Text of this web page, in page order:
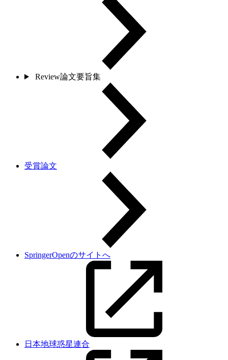
Review論文要旨集
受賞論文
SpringerOpenのサイトへ
日本地球惑星連合